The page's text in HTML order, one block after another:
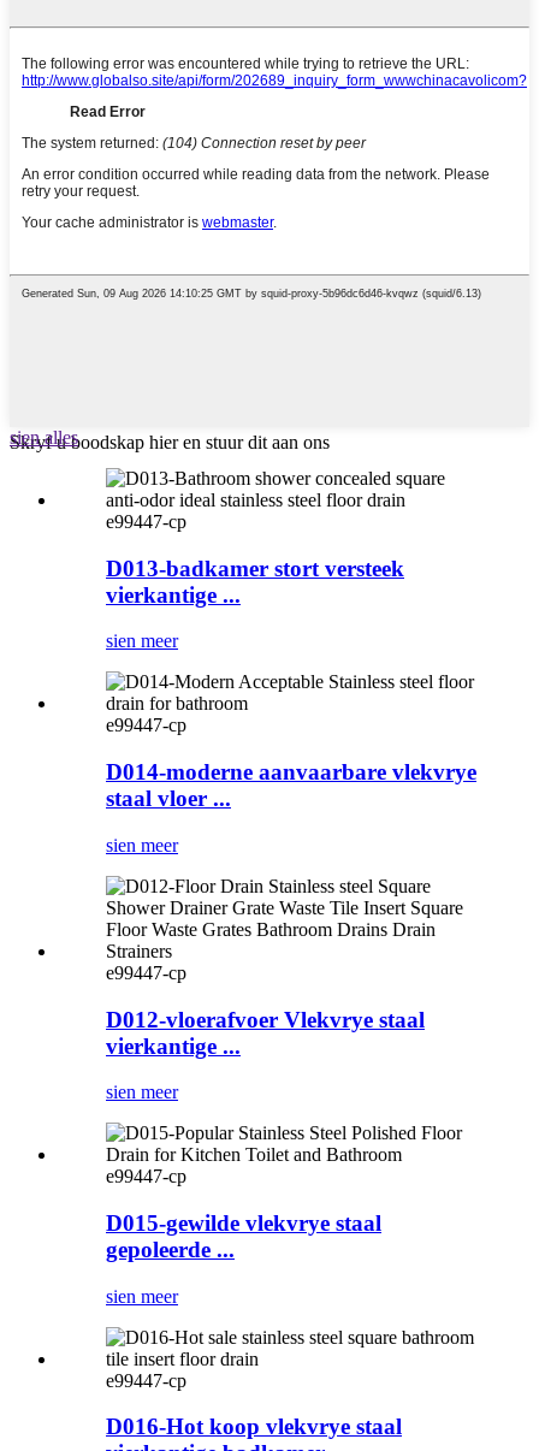
Skryf u boodskap hier en stuur dit aan ons
sien alles
e99447-cp
D013-badkamer stort versteek
vierkantige ...
sien meer
e99447-cp
D014-moderne aanvaarbare vlekvrye
staal vloer ...
sien meer
e99447-cp
D012-vloerafvoer Vlekvrye staal
vierkantige ...
sien meer
e99447-cp
D015-gewilde vlekvrye staal
gepoleerde ...
sien meer
e99447-cp
D016-Hot koop vlekvrye staal